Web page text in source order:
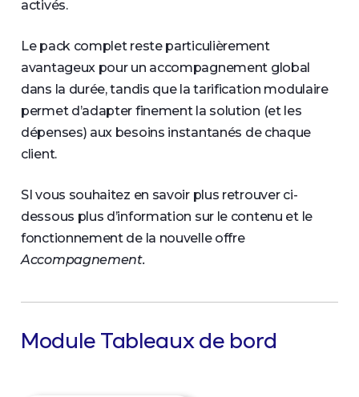
activés.
Le pack complet reste particulièrement
avantageux pour un accompagnement global
dans la durée, tandis que la tarification modulaire
permet d’adapter finement la solution (et les
dépenses) aux besoins instantanés de chaque
client.
SI vous souhaitez en savoir plus retrouver ci-
dessous plus d’information sur le contenu et le
fonctionnement de la nouvelle offre
Accompagnement.
Module Tableaux de bord